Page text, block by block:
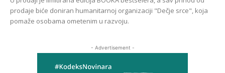
prodaje biće doniran humanitarnoj organizaciji "Dečje srce", koja
pomaže osobama ometenim u razvoju.
- Advertisement -